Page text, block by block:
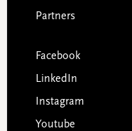
Partners
Facebook
LinkedIn
Instagram
Youtube